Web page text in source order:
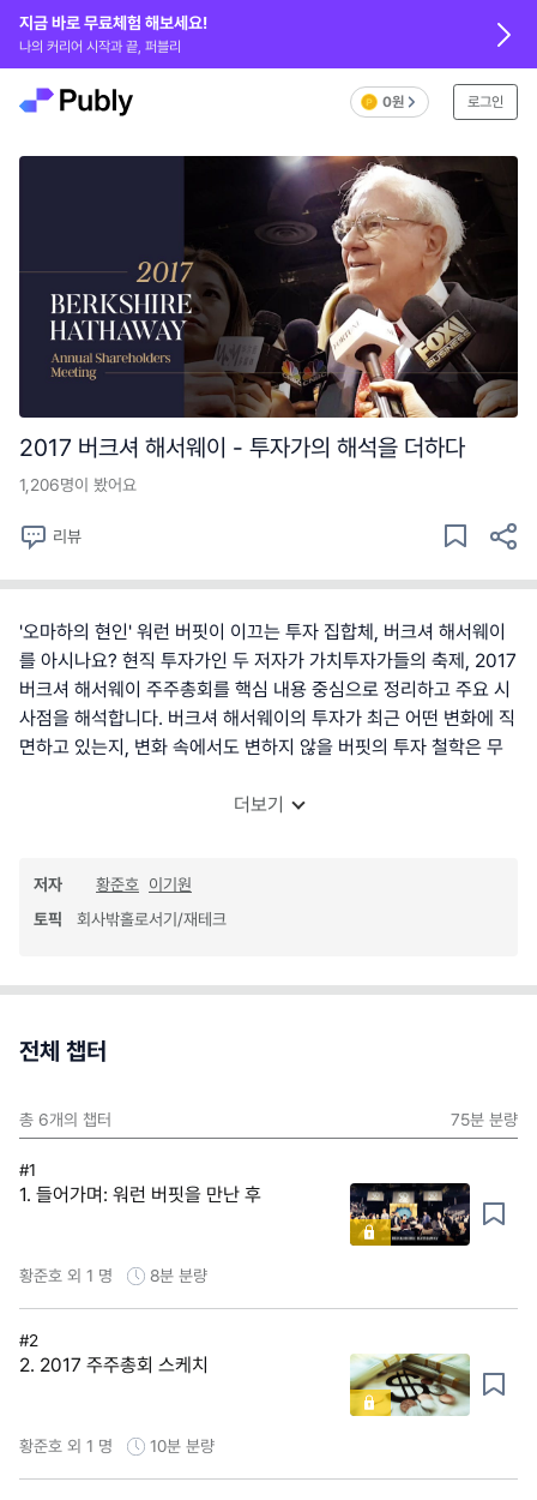
0원 로그인
지금 바로 무료체험 해보세요!
나의 커리어 시작과 끝, 퍼블리
2017 버크셔 해서웨이 - 투자가의 해석을 더하다
1,206명이 봤어요
리뷰
'오마하의 현인' 워런 버핏이 이끄는 투자 집합체, 버크셔 해서웨이
를 아시나요? 현직 투자가인 두 저자가 가치투자가들의 축제, 2017
버크셔 해서웨이 주주총회를 핵심 내용 중심으로 정리하고 주요 시
사점을 해석합니다. 버크셔 해서웨이의 투자가 최근 어떤 변화에 직
면하고 있는지, 변화 속에서도 변하지 않을 버핏의 투자 철학은 무
더보기
저자 황준호 이기원
토픽
회사밖홀로서기/재테크
전체 챕터
총 6개의 챕터 75분 분량
#1
1. 들어가며: 워런 버핏을 만난 후
황준호 외 1 명 8분 분량
#2
2. 2017 주주총회 스케치
황준호 외 1 명 10분 분량